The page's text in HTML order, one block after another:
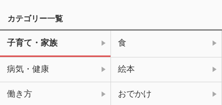
カテゴリー一覧
子育て・家族 食
病気・健康 絵本
働き方 おでかけ